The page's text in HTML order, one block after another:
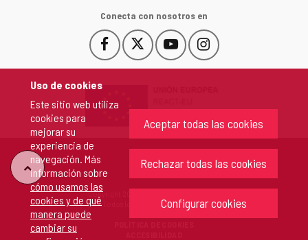
Uso de cookies
Este sitio web utiliza
cookies para
mejorar su
experiencia de
navegación. Más
información sobre
cómo usamos las
cookies y de qué
manera puede
cambiar su
Aceptar todas las cookies
Rechazar todas las cookies
Configurar cookies
Conecta con nosotros en
Facebook
Este
enlace
en
nueva.
Este
enlace
una
ventana
nueva.
YouTube
Este
enlace
una
ventana
nueva.
Instagram
Este
enlace
una
ventana
nueva.
"Volver
arriba"
Copyright 2026 - Junta de Castilla y León
Todos los derechos reservados.